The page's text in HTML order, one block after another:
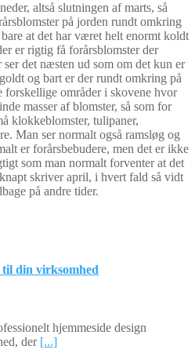
altså slutningen af marts, så
på jorden rundt omkring
at det har været helt enormt koldt
er rigtig få forårsblomster der
det næsten ud som om det kun er
og bart er der rundt omkring på
forskellige områder i skovene hvor
masser af blomster, så som for
klokkeblomster, tulipaner,
Man ser normalt også ramsløg og
er forårsbebudere, men det er ikke
som man normalt forventer at det
skriver april, i hvert fald så vidt
på andre tider.
til din virksomhed
hjemmeside design
der [...]